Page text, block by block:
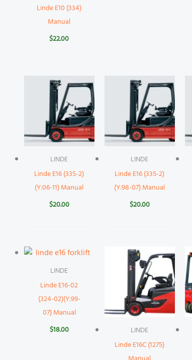
Linde E10 (334)
Manual
$22.00
LINDE
Linde E16 (335-2)
(Y:06-11) Manual
$20.00
LINDE
Linde E16 (335-2)
(Y:98-07) Manual
$20.00
LINDE
Linde E16-02
(324-02)(Y:99-
07) Manual
$18.00 LINDE
Linde E16C (1275)